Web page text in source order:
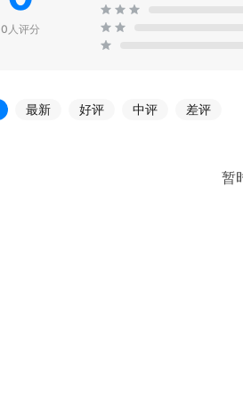
0人评分
最新 好评 中评 差评